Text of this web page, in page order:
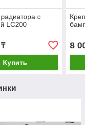
с
LC200
Купить
8